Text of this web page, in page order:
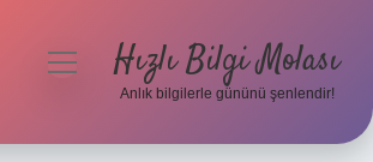
menüyüHızlı Bilgi Molası
Anlık bilgilerle gününü şenlendir!